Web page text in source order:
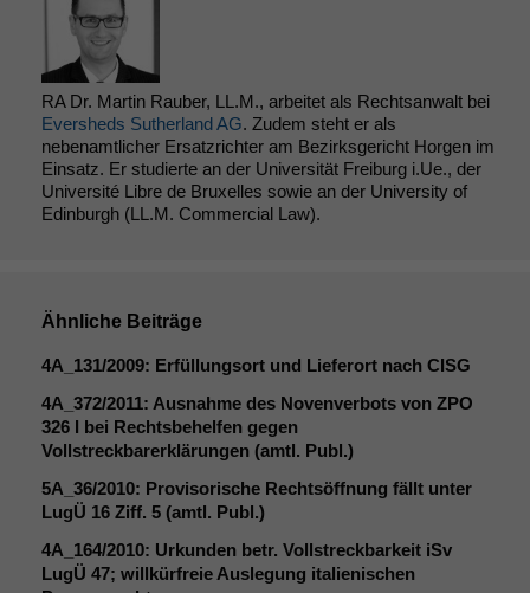
RA Dr. Martin Rauber, LL.M., arbeitet als Rechtsanwalt bei
Eversheds Sutherland AG. Zudem steht er als
nebenamtlicher Ersatzrichter am Bezirksgericht Horgen im
Einsatz. Er studierte an der Universität Freiburg i.Ue., der
Université Libre de Bruxelles sowie an der University of
Edinburgh (LL.M. Commercial Law).
Ähnliche Beiträge
4A_131/2009: Erfüllungsort und Lieferort nach CISG
4A_372/2011: Ausnahme des Novenverbots von ZPO
326 I bei Rechtsbehelfen gegen
Vollstreckbarerklärungen (amtl. Publ.)
5A_36/2010: Provisorische Rechtsöffnung fällt unter
LugÜ 16 Ziff. 5 (amtl. Publ.)
4A_164/2010: Urkunden betr. Vollstreckbarkeit iSv
LugÜ 47; willkürfreie Auslegung italienischen
wir
anonyme
statistische
Daten auf.
Wenn Sie
diese Option
deaktivieren,
kann die
Website nicht
zu 100%